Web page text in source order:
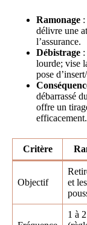
Ramonage
délivre une
l’assurance.
Débistrage
lourde; vise
pose
débarrassé
offre un
efficacement.
Critère
Objectif
et les
1 à